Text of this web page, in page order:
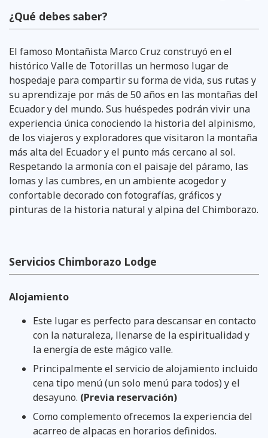
¿Qué debes saber?
El famoso Montañista Marco Cruz construyó en el
histórico Valle de Totorillas un hermoso lugar de
hospedaje para compartir su forma de vida, sus rutas y
su aprendizaje por más de 50 años en las montañas del
Ecuador y del mundo. Sus huéspedes podrán vivir una
experiencia única conociendo la historia del alpinismo,
de los viajeros y exploradores que visitaron la montaña
más alta del Ecuador y el punto más cercano al sol.
Respetando la armonía con el paisaje del páramo, las
lomas y las cumbres, en un ambiente acogedor y
confortable decorado con fotografías, gráficos y
pinturas de la historia natural y alpina del Chimborazo.
Servicios Chimborazo Lodge
Alojamiento
Este lugar es perfecto para descansar en contacto
con la naturaleza, llenarse de la espiritualidad y
la energía de este mágico valle.
Principalmente el servicio de alojamiento incluido
cena tipo menú (un solo menú para todos) y el
desayuno. (Previa reservación)
Como complemento ofrecemos la experiencia del
acarreo de alpacas en horarios definidos.